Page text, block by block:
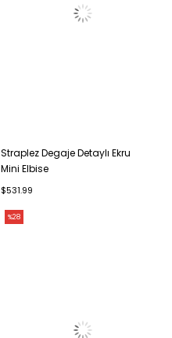
Straplez Degaje Detaylı Ekru
Mini Elbise
$531.99
%28